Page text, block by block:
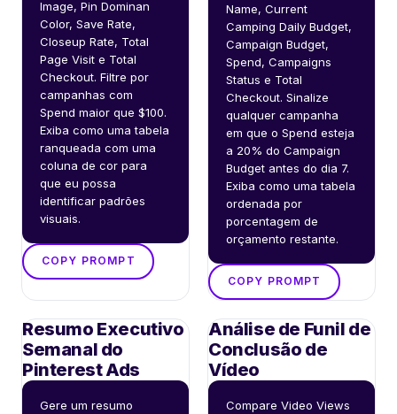
Image, Pin Dominan
Color, Save Rate,
Closeup Rate, Total
Page Visit e Total
Checkout. Filtre por
campanhas com
Spend maior que $100.
Exiba como uma tabela
ranqueada com uma
coluna de cor para
que eu possa
identificar padrões
visuais.
COPY PROMPT
Name, Current
Camping Daily Budget,
Campaign Budget,
Spend, Campaigns
Status e Total
Checkout. Sinalize
qualquer campanha
em que o Spend esteja
a 20% do Campaign
Budget antes do dia 7.
Exiba como uma tabela
ordenada por
porcentagem de
orçamento restante.
COPY PROMPT
Resumo Executivo
Semanal do
Pinterest Ads
Gere um resumo
Análise de Funil de
Conclusão de
Vídeo
Compare Video Views